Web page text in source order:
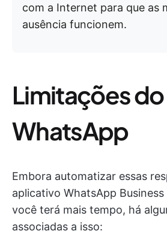
com a Internet para que as
ausência funcionem.
Limitações
WhatsApp
Embora automatizar essas
aplicativo WhatsApp
você terá mais tempo, há
associadas a isso: